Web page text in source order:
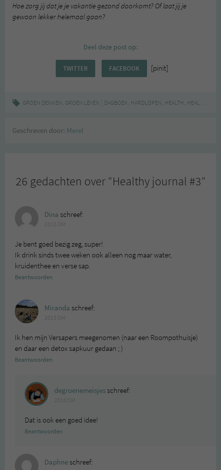
Hoe zorg jij dat je je vakantie gezond doorkomt? Of laat jij je
gewoon lekker helemaal gaan?
Deel deze post op:
TWITTER FACEBOOK [pinit]
GROEN DENKEN, GROEN LEVEN DAGBOEK, HARDLOPEN, HEALTH, HEALTHY
Geschreven door: Merel
26 gedachten over “Healthy journal #3”
Dina schreef:
Je bent goed bezig zeg, super!
Ik drink sinds twee weken ook alleen nog maar water,
kruidenthee en verse sap.
Beantwoorden
Miranda schreef:
Ik hen mijn Versapers meegenomen (naar een Roompothuisje)
en daar een detox sapkuur gedaan ; )
Beantwoorden
degroenemeisjesschreef:
Dat is ook een goed idee!
Beantwoorden
Daphneschreef: